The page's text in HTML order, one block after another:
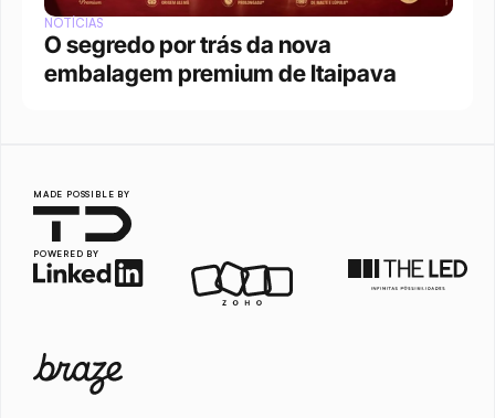
NOTÍCIAS
O segredo por trás da nova
embalagem premium de Itaipava
MADE POSSIBLE BY
POWERED BY